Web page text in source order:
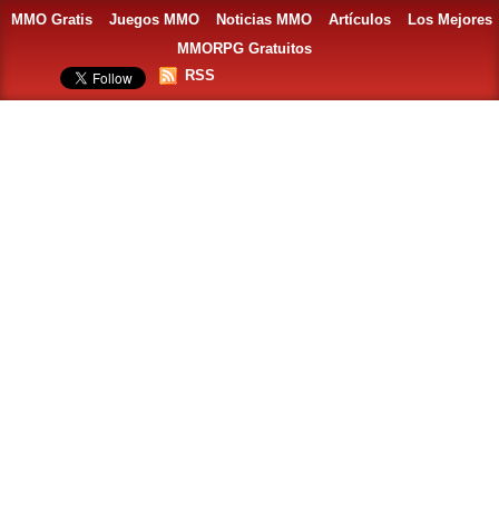
MMO Gratis Juegos MMO Noticias MMO Artículos
Los Mejores
MMORPG Gratuitos
RSS